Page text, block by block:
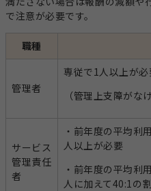
で注意が必要です。
職種
管理者
専従で1人以上が必
（管理上支障がな
サービス
管理責任
者
・前年度の平均利
人以上が必要
・前年度の平均利
人に加えて40:1の